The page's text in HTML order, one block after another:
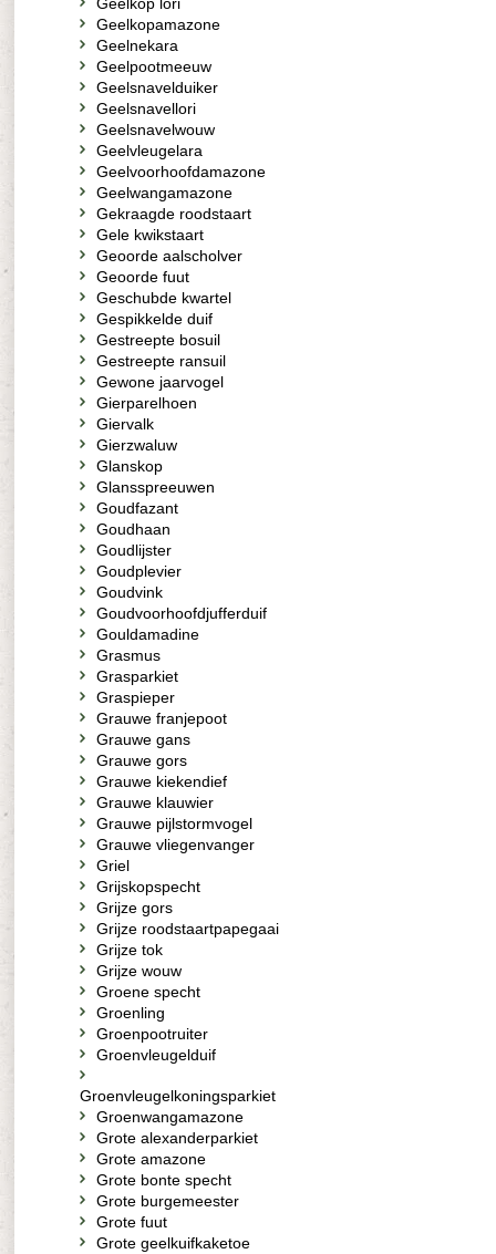
Geelkopamazone
Geelnekara
Geelpootmeeuw
Geelsnavelduiker
Geelsnavellori
Geelsnavelwouw
Geelvleugelara
Geelvoorhoofdamazone
Geelwangamazone
Gekraagde roodstaart
Gele kwikstaart
Geoorde aalscholver
Geoorde fuut
Geschubde kwartel
Gespikkelde duif
Gestreepte bosuil
Gestreepte ransuil
Gewone jaarvogel
Gierparelhoen
Giervalk
Gierzwaluw
Glanskop
Glansspreeuwen
Goudfazant
Goudhaan
Goudlijster
Goudplevier
Goudvink
Goudvoorhoofdjufferduif
Gouldamadine
Grasmus
Grasparkiet
Graspieper
Grauwe franjepoot
Grauwe gans
Grauwe gors
Grauwe kiekendief
Grauwe klauwier
Grauwe pijlstormvogel
Grauwe vliegenvanger
Griel
Grijskopspecht
Grijze gors
Grijze roodstaartpapegaai
Grijze tok
Grijze wouw
Groene specht
Groenling
Groenpootruiter
Groenvleugelduif
Groenvleugelkoningsparkiet
Groenwangamazone
Grote alexanderparkiet
Grote amazone
Grote bonte specht
Grote burgemeester
Grote fuut
Grote geelkuifkaketoe